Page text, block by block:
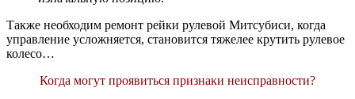
Также необходим ремонт рейки рулевой Митсубиси, когда
управление усложняется, становится тяжелее крутить рулевое
колесо…
Когда могут проявиться признаки неисправности?